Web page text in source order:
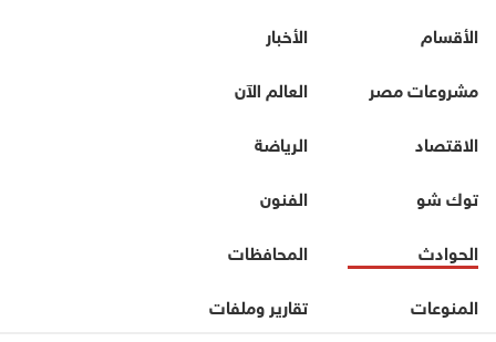
الأقسام
الأخبار
مشروعات مصر
العالم الآن
الاقتصاد
الرياضة
توك شو
الفنون
الحوادث
المحافظات
المنوعات
تقارير وملفات